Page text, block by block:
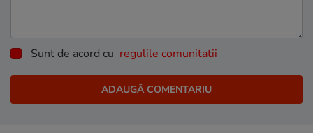
Sunt de acord cu regulile comunitatii